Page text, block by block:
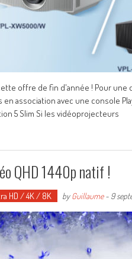
offre de fin d'année ! Pour une
association avec une console
5 Slim Si les vidéoprojecteurs
QHD 1440p natif !
HD / 4K / 8K byGuillaume- 9